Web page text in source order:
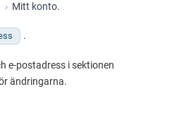
Mitt konto.
.
e-postadress i sektionen
ändringarna.